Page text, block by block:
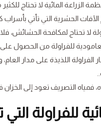
الزراعة المائية لا تحتاج
الحشرية التي تأتي
لا تحتاج لمكافحة الحشائش،
العامودية للفراولة من
اللذيذة على مدار
فمياه التصريف تعود إلى
للفراولة